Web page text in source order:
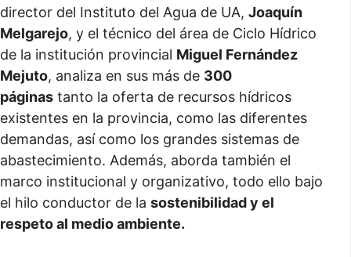
director del Instituto del Agua de UA, Joaquín
Melgarejo, y el técnico del área de Ciclo Hídrico
de la institución provincial Miguel Fernández
Mejuto, analiza en sus más de 300
páginas tanto la oferta de recursos hídricos
existentes en la provincia, como las diferentes
demandas, así como los grandes sistemas de
abastecimiento. Además, aborda también el
marco institucional y organizativo, todo ello bajo
el hilo conductor de la sostenibilidad y el
respeto al medio ambiente.